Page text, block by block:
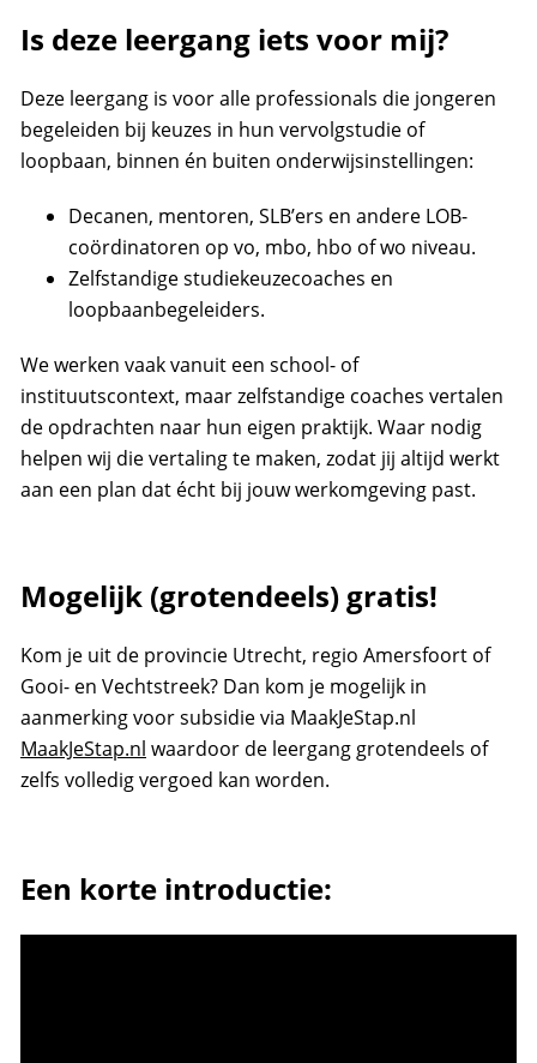
Is deze leergang iets voor mij?
Deze leergang is voor alle professionals die jongeren
begeleiden bij keuzes in hun vervolgstudie of
loopbaan, binnen én buiten onderwijsinstellingen:
Decanen, mentoren, SLB’ers en andere LOB-
coördinatoren op vo, mbo, hbo of wo niveau.
Zelfstandige studiekeuzecoaches en
loopbaanbegeleiders.
We werken vaak vanuit een school- of
instituutscontext, maar zelfstandige coaches vertalen
de opdrachten naar hun eigen praktijk. Waar nodig
helpen wij die vertaling te maken, zodat jij altijd werkt
aan een plan dat écht bij jouw werkomgeving past.
Mogelijk (grotendeels) gratis!
Kom je uit de provincie Utrecht, regio Amersfoort of
Gooi- en Vechtstreek? Dan kom je mogelijk in
aanmerking voor subsidie via MaakJeStap.nl
MaakJeStap.nl waardoor de leergang grotendeels of
zelfs volledig vergoed kan worden.
Een korte introductie: